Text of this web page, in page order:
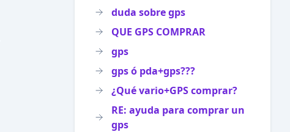
duda sobre gps
QUE GPS COMPRAR
gps
gps ó pda+gps???
¿Qué vario+GPS comprar?
RE: ayuda para comprar un
gps